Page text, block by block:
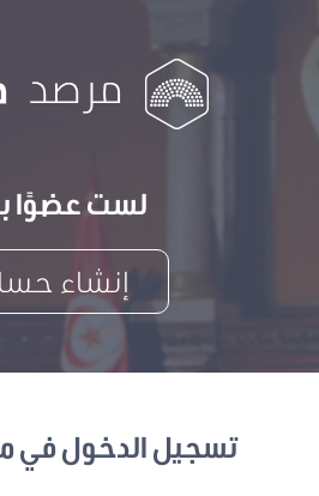
لست عضوًا
إنشاء حساب
تسجيل الدخول في